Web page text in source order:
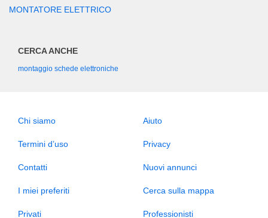
MONTATORE ELETTRICO
CERCA ANCHE
montaggio schede elettroniche
Chi siamo Aiuto
Termini d’uso Privacy
Contatti Nuovi annunci
I miei preferiti Cerca sulla mappa
Privati Professionisti